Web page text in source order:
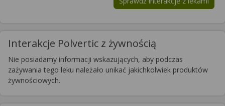
Interakcje Polvertic z żywnością
Nie posiadamy informacji wskazujących, aby podczas
zażywania tego leku należało unikać jakichkolwiek produktów
żywnościowych.